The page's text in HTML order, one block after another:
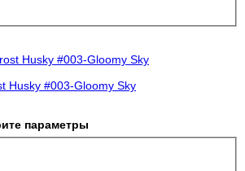
Husky #003-Gloomy Sky
параметры